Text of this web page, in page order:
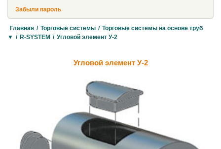
Забыли пароль
Главная / Торговые системы / Торговые системы на основе труб
▼ / R-SYSTEM / Угловой элемент У-2
Угловой элемент У-2